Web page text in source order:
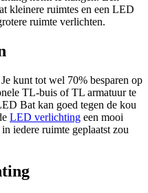
kleinere ruimtes en een LED
ruimte verlichten.
kunt tot wel 70% besparen op
TL-buis of TL armatuur te
Bat kan goed tegen de kou
LED verlichting een mooi
iedere ruimte geplaatst zou